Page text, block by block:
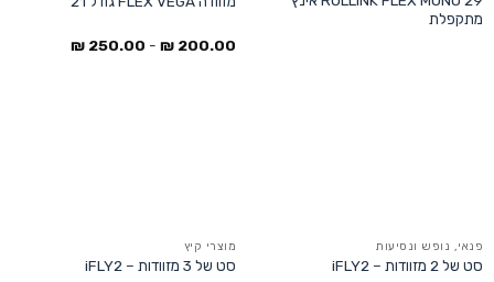
מתקפלת
200.00
₪
-
250.00
₪
פנאי, נופש ונסיעות
סט של 2 מזוודות – iFLY2
מוצרי קיץ
סט של 3 מזוודות – iFLY2